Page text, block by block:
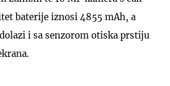
baterije iznosi 4855 mAh, a
i sa senzorom otiska prstiju